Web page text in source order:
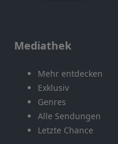
Mediathek
Mehr entdecken
Exklusiv
Genres
Alle Sendungen
Letzte Chance